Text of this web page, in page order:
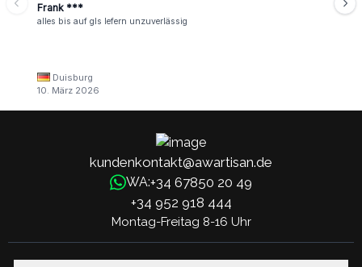
Frank ***
alles bis auf gls lefern unzuverlässig
Duisburg
10. März 2026
kundenkontakt@awartisan.de
WA:+34 67850 20 49
+34 952 918 444
Montag-Freitag 8-16 Uhr